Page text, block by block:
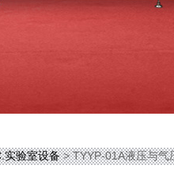
实验室设备> TYYP-01A液压与气压传